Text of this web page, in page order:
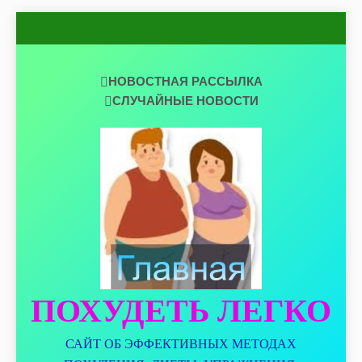
НОВОСТНАЯ РАССЫЛКА
СЛУЧАЙНЫЕ НОВОСТИ
ПОХУДЕТЬ ЛЕГКО
САЙТ ОБ ЭФФЕКТИВНЫХ МЕТОДАХ